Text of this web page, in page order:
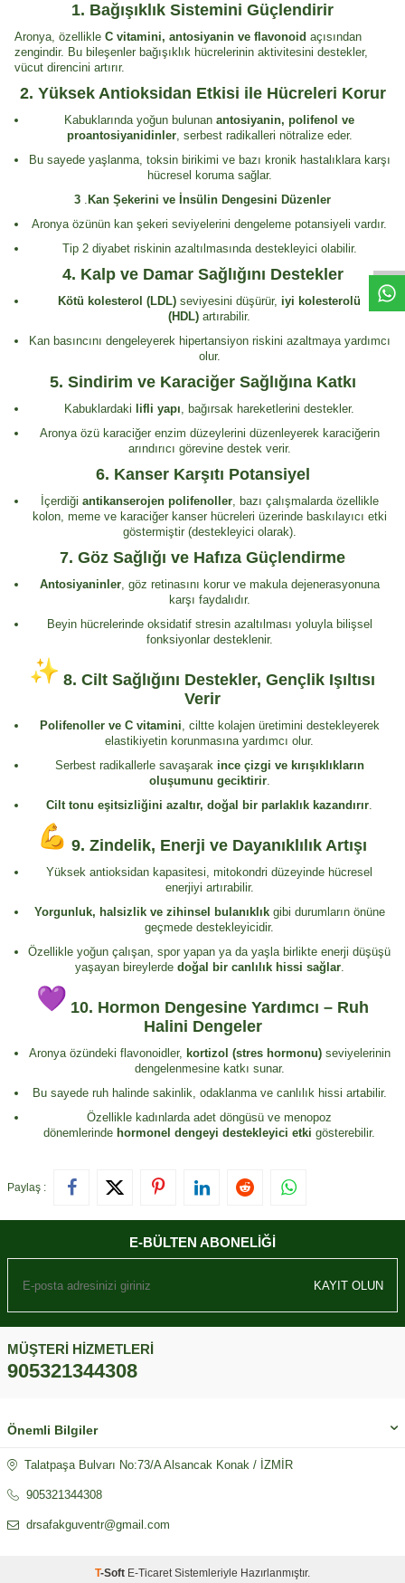
1. Bağışıklık Sistemini Güçlendirir
Aronya, özellikle C vitamini, antosiyanin ve flavonoid açısından
zengindir. Bu bileşenler bağışıklık hücrelerinin aktivitesini destekler,
vücut direncini artırır.
2. Yüksek Antioksidan Etkisi ile Hücreleri Korur
Kabuklarında yoğun bulunan antosiyanin, polifenol ve
proantosiyanidinler, serbest radikalleri nötralize eder.
Bu sayede yaşlanma, toksin birikimi ve bazı kronik hastalıklara karşı
hücresel koruma sağlar.
3 . Kan Şekerini ve İnsülin Dengesini Düzenler
Aronya özünün kan şekeri seviyelerini dengeleme potansiyeli vardır.
Tip 2 diyabet riskinin azaltılmasında destekleyici olabilir.
4. Kalp ve Damar Sağlığını Destekler
Kötü kolesterol (LDL) seviyesini düşürür, iyi kolesterolü
(HDL) artırabilir.
Kan basıncını dengeleyerek hipertansiyon riskini azaltmaya yardımcı
olur.
5. Sindirim ve Karaciğer Sağlığına Katkı
Kabuklardaki lifli yapı, bağırsak hareketlerini destekler.
Aronya özü karaciğer enzim düzeylerini düzenleyerek karaciğerin
arındırıcı görevine destek verir.
6. Kanser Karşıtı Potansiyel
İçerdiği antikanserojen polifenoller, bazı çalışmalarda özellikle
kolon, meme ve karaciğer kanser hücreleri üzerinde baskılayıcı etki
göstermiştir (destekleyici olarak).
7. Göz Sağlığı ve Hafıza Güçlendirme
Antosiyaninler, göz retinasını korur ve makula dejenerasyonuna
karşı faydalıdır.
Beyin hücrelerinde oksidatif stresin azaltılması yoluyla bilişsel
fonksiyonlar desteklenir.
8. Cilt Sağlığını Destekler, Gençlik Işıltısı
Verir
Polifenoller ve C vitamini, ciltte kolajen üretimini destekleyerek
elastikiyetin korunmasına yardımcı olur.
Serbest radikallerle savaşarak ince çizgi ve kırışıklıkların
oluşumunu geciktirir.
Cilt tonu eşitsizliğini azaltır, doğal bir parlaklık kazandırır.
9. Zindelik, Enerji ve Dayanıklılık Artışı
Yüksek antioksidan kapasitesi, mitokondri düzeyinde hücresel
enerjiyi artırabilir.
Yorgunluk, halsizlik ve zihinsel bulanıklıkgibi durumların önüne
geçmede destekleyicidir.
Özellikle yoğun çalışan, spor yapan ya da yaşla birlikte enerji düşüşü
yaşayan bireylerde doğal bir canlılık hissi sağlar.
10. Hormon Dengesine Yardımcı – Ruh
Halini Dengeler
Aronya özündeki flavonoidler, kortizol (stres hormonu)seviyelerinin
dengelenmesine katkı sunar.
Bu sayede ruh halinde sakinlik, odaklanma ve canlılık hissi artabilir.
Özellikle kadınlarda adet döngüsü ve menopoz
dönemlerinde hormonel dengeyi destekleyici etki gösterebilir.
Paylaş :
E-BÜLTEN ABONELIĞI
KAYIT OLUN
MÜŞTERI HIZMETLERI
905321344308
Önemli Bilgiler
Talatpaşa Bulvarı No:73/A Alsancak Konak / İZMİR
905321344308
drsafakguventr@gmail.com
T-Soft E-TicaretSistemleriyle Hazırlanmıştır.